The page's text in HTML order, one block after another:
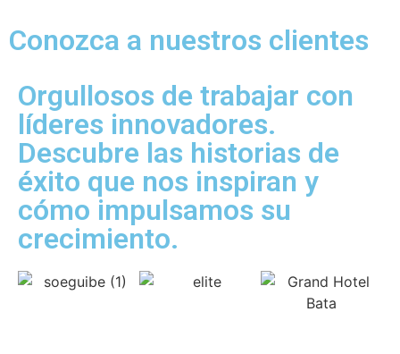
Conozca a nuestros clientes
Orgullosos de trabajar con
líderes innovadores.
Descubre las historias de
éxito que nos inspiran y
cómo impulsamos su
crecimiento.